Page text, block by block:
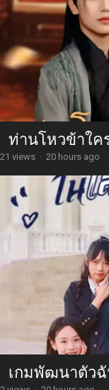
ท่านโหวข้าใค
21 views · 20 hours ago
เกมพัฒนาตัว